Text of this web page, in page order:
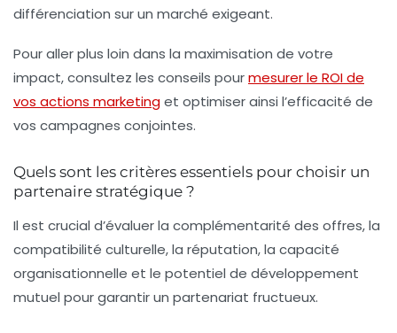
différenciation sur un marché exigeant.
Pour aller plus loin dans la maximisation de votre
impact, consultez les conseils pourmesurer le ROI de
vos actions marketinget optimiser ainsi l’efficacité de
vos campagnes conjointes.
Quels sont les critères essentiels pour choisir un
partenaire stratégique ?
Il est crucial d’évaluer la complémentarité des offres, la
compatibilité culturelle, la réputation, la capacité
organisationnelle et le potentiel de développement
mutuel pour garantir un partenariat fructueux.